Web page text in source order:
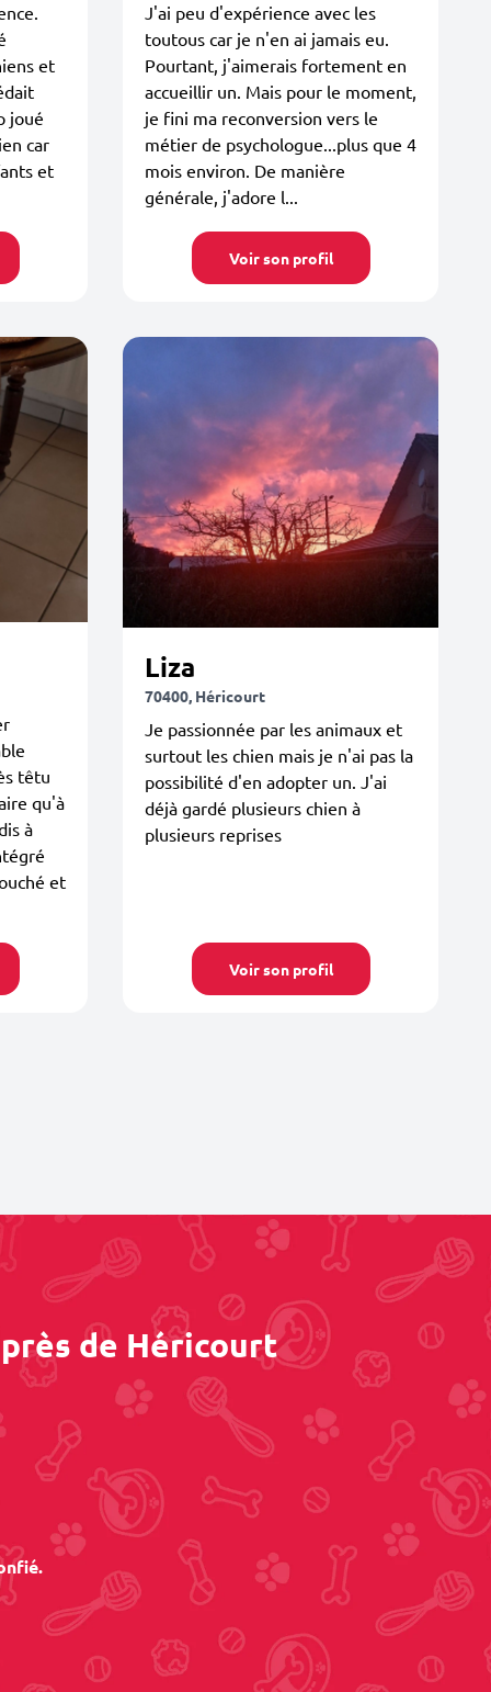
et
joué
car
et
J'ai peu d'expérience avec les
toutous car je n'en ai jamais eu.
Pourtant, j'aimerais fortement en
accueillir un. Mais pour le moment,
je fini ma reconversion vers le
métier de psychologue...plus que 4
mois environ. De manière
générale, j'adore l...
Voir son profil
têtu
qu'à
à
et
Liza
70400, Héricourt
Je passionnée par les animaux et
surtout les chien mais je n'ai pas la
possibilité d'en adopter un. J'ai
déjà gardé plusieurs chien à
plusieurs reprises
Voir son profil
de Héricourt